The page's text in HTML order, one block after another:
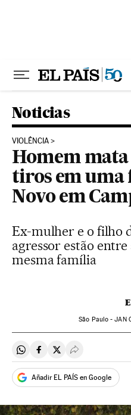
Noticias
VIOLÊNCIA
Homem mata
tiros em uma
Novo em
Ex-mulher e o filho
agressor estão
mesma família
São Paulo -JAN
Compartir en Whatsapp
Compartir en Facebook
Compartir en
Desplegar
Añadir EL PAÍS en Google